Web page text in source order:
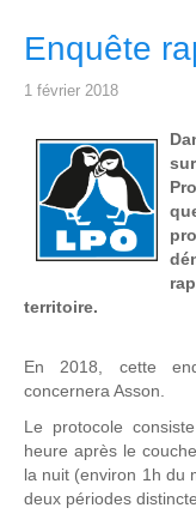
Enquête
1 février 2018
territoire.
En 2018, cette
concernera Asson.
Le protocole
heure après le
la nuit (environ 1h du
deux périodes